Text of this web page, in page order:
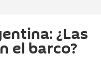
¿Las
el barco?